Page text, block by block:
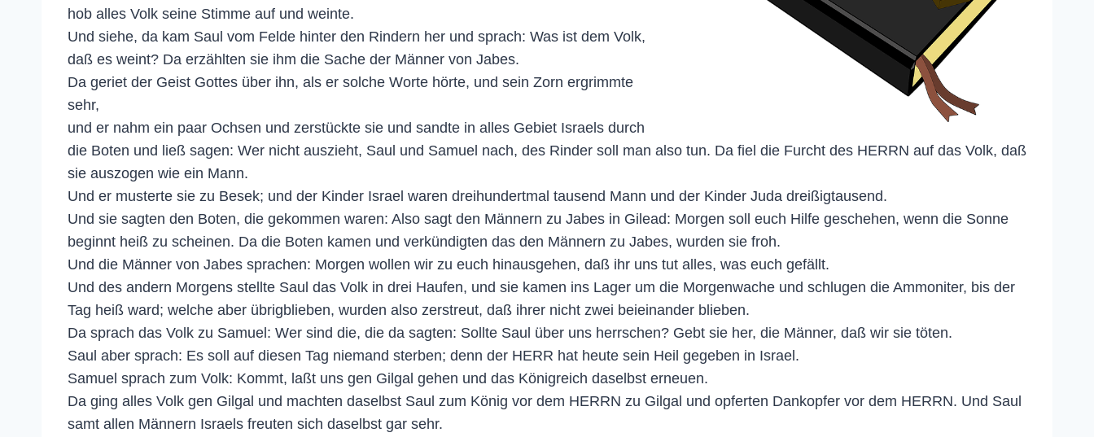
hob alles Volk seine Stimme auf und weinte.
Und siehe, da kam Saul vom Felde hinter den Rindern her und sprach: Was ist dem Volk,
daß es weint? Da erzählten sie ihm die Sache der Männer von Jabes.
Da geriet der Geist Gottes über ihn, als er solche Worte hörte, und sein Zorn ergrimmte
sehr,
und er nahm ein paar Ochsen und zerstückte sie und sandte in alles Gebiet Israels durch
die Boten und ließ sagen: Wer nicht auszieht, Saul und Samuel nach, des Rinder soll man also tun. Da fiel die Furcht des HERRN auf das Volk, daß
sie auszogen wie ein Mann.
Und er musterte sie zu Besek; und der Kinder Israel waren dreihundertmal tausend Mann und der Kinder Juda dreißigtausend.
Und sie sagten den Boten, die gekommen waren: Also sagt den Männern zu Jabes in Gilead: Morgen soll euch Hilfe geschehen, wenn die Sonne
beginnt heiß zu scheinen. Da die Boten kamen und verkündigten das den Männern zu Jabes, wurden sie froh.
Und die Männer von Jabes sprachen: Morgen wollen wir zu euch hinausgehen, daß ihr uns tut alles, was euch gefällt.
Und des andern Morgens stellte Saul das Volk in drei Haufen, und sie kamen ins Lager um die Morgenwache und schlugen die Ammoniter, bis der
Tag heiß ward; welche aber übrigblieben, wurden also zerstreut, daß ihrer nicht zwei beieinander blieben.
Da sprach das Volk zu Samuel: Wer sind die, die da sagten: Sollte Saul über uns herrschen? Gebt sie her, die Männer, daß wir sie töten.
Saul aber sprach: Es soll auf diesen Tag niemand sterben; denn der HERR hat heute sein Heil gegeben in Israel.
Samuel sprach zum Volk: Kommt, laßt uns gen Gilgal gehen und das Königreich daselbst erneuen.
Da ging alles Volk gen Gilgal und machten daselbst Saul zum König vor dem HERRN zu Gilgal und opferten Dankopfer vor dem HERRN. Und Saul
samt allen Männern Israels freuten sich daselbst gar sehr.